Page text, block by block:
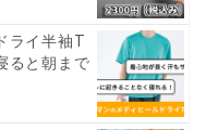
ライ半袖T
ると朝まで